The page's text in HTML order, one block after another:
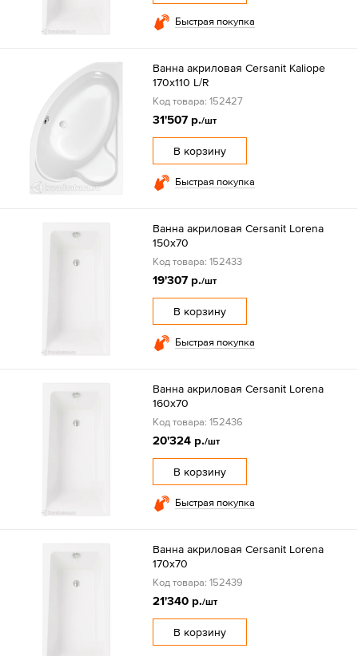
Быстрая покупка
Ванна акриловая Cersanit Kaliope
170x110 L/R
Код товара: 152427
31'507 р./шт
В корзину
Быстрая покупка
Ванна акриловая Cersanit Lorena
150х70
Код товара: 152433
19'307 р./шт
В корзину
Быстрая покупка
Ванна акриловая Cersanit Lorena
160х70
Код товара: 152436
20'324 р./шт
В корзину
Быстрая покупка
Ванна акриловая Cersanit Lorena
170х70
Код товара: 152439
21'340 р./шт
В корзину